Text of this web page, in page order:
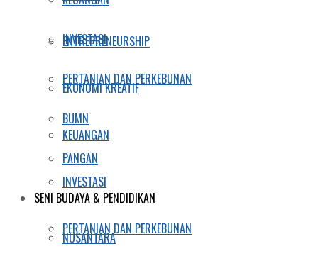
INVESTASI
PERTANIAN DAN PERKEBUNAN
BUMN
PANGAN
SENI BUDAYA & PENDIDIKAN
NUSANTARA
ENTREPRENEURSHIP
EKONOMI KREATIF
KEUANGAN
INVESTASI
PERTANIAN DAN PERKEBUNAN